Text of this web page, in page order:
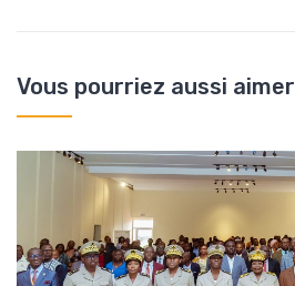
Vous pourriez aussi aimer